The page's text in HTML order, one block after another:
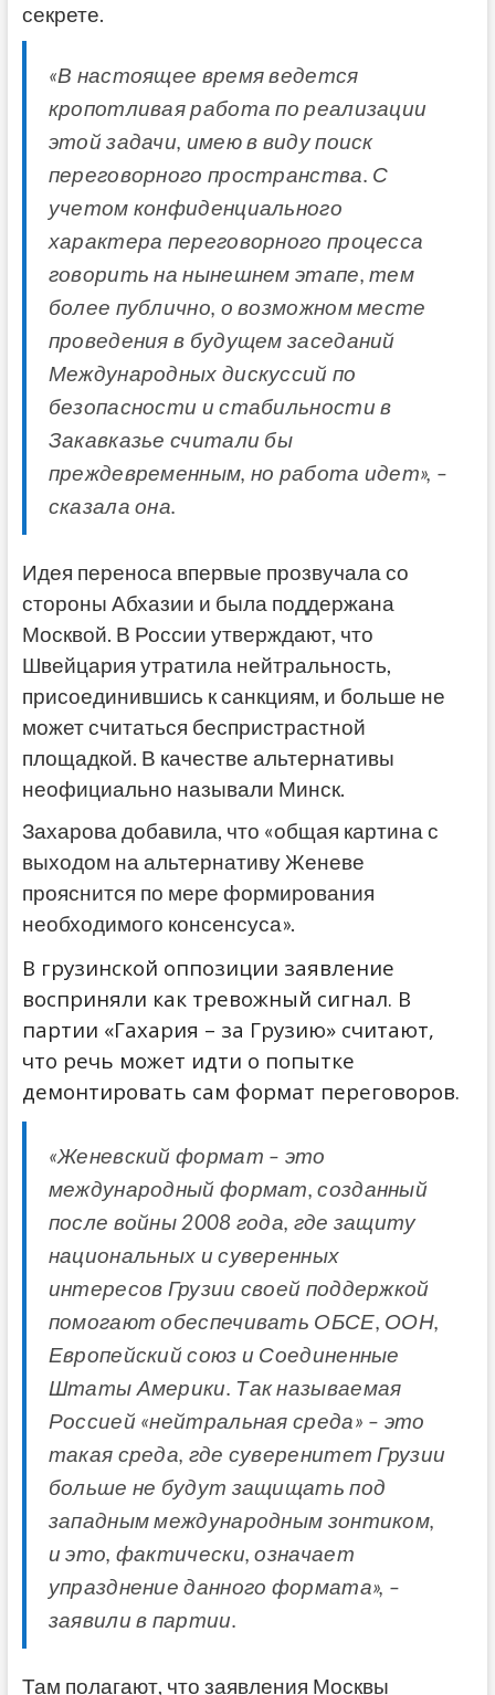
секрете.
«В настоящее время ведется
кропотливая работа по реализации
этой задачи, имею в виду поиск
переговорного пространства. С
учетом конфиденциального
характера переговорного процесса
говорить на нынешнем этапе, тем
более публично, о возможном месте
проведения в будущем заседаний
Международных дискуссий по
безопасности и стабильности в
Закавказье считали бы
преждевременным, но работа идет», –
сказала она.
Идея переноса впервые прозвучала со
стороны Абхазии и была поддержана
Москвой. В России утверждают, что
Швейцария утратила нейтральность,
присоединившись к санкциям, и больше не
может считаться беспристрастной
площадкой. В качестве альтернативы
неофициально называли Минск.
Захарова добавила, что «общая картина с
выходом на альтернативу Женеве
прояснится по мере формирования
необходимого консенсуса».
В грузинской оппозиции заявление
восприняли как тревожный сигнал. В
партии «Гахария – за Грузию» считают,
что речь может идти о попытке
демонтировать сам формат переговоров.
«Женевский формат – это
международный формат, созданный
после войны 2008 года, где защиту
национальных и суверенных
интересов Грузии своей поддержкой
помогают обеспечивать ОБСЕ, ООН,
Европейский союз и Соединенные
Штаты Америки. Так называемая
Россией «нейтральная среда» – это
такая среда, где суверенитет Грузии
больше не будут защищать под
западным международным зонтиком,
и это, фактически, означает
упразднение данного формата», –
заявили в партии.
Там полагают, что заявления Москвы